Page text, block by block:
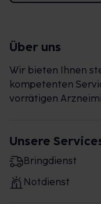
Über uns
Wir bieten Ihnen
kompetenten
vorrätigen
Unsere
Bringdienst
Notdienst